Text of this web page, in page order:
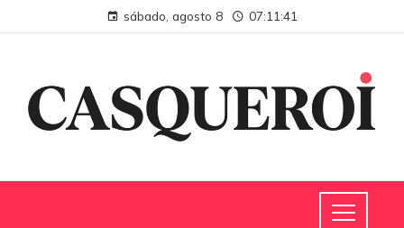
sábado, agosto 8 07:11:41